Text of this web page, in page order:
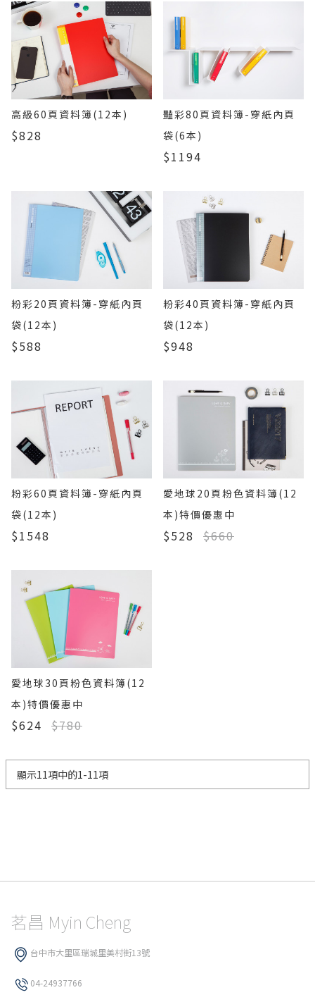
高級60頁資料簿(12本)
$828
豔彩80頁資料簿-穿紙內頁
袋(6本)
$1194
粉彩20頁資料簿-穿紙內頁
袋(12本)
$588
粉彩40頁資料簿-穿紙內頁
袋(12本)
$948
粉彩60頁資料簿-穿紙內頁
袋(12本)
$1548
愛地球20頁粉色資料簿(12
本)特價優惠中
$528 $660
愛地球30頁粉色資料簿(12
本)特價優惠中
$624 $780
顯示11項中的1-11項
茗昌 Myin Cheng
台中市大里區瑞城里美村街13號
04-24937766